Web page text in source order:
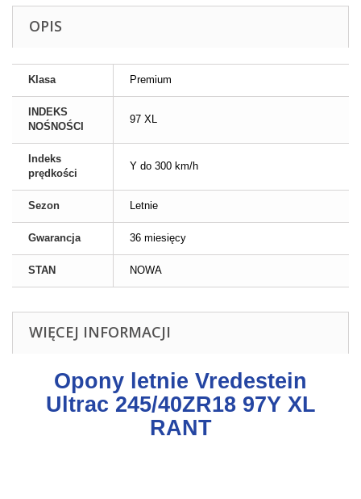
OPIS
Klasa Premium
INDEKS
NOŚNOŚCI
97 XL
Indeks
prędkości
Y do 300 km/h
Sezon Letnie
Gwarancja 36 miesięcy
STAN NOWA
WIĘCEJ INFORMACJI
Opony letnie Vredestein
Ultrac 245/40ZR18 97Y XL
RANT